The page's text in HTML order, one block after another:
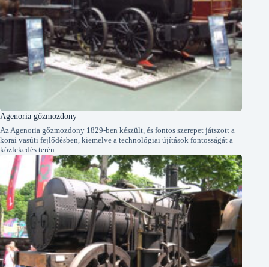
Agenoria gőzmozdony
Az Agenoria gőzmozdony 1829-ben készült, és fontos szerepet játszott a
korai vasúti fejlődésben, kiemelve a technológiai újítások fontosságát a
közlekedés terén.